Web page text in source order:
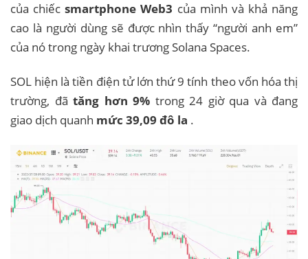
của chiếcsmartphone Web3 của mình và khả năng
cao là người dùng sẽ được nhìn thấy “người anh em”
của nó trong ngày khai trương Solana Spaces.
SOL hiện là tiền điện tử lớn thứ 9 tính theo vốn hóa thị
trường, đã tăng hơn 9% trong 24 giờ qua và đang
giao dịch quanh mức 39,09 đô la .